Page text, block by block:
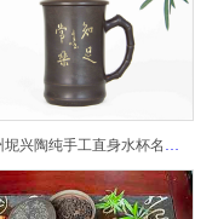
广西钦州坭兴陶纯手工直身水杯名家陶瓷大师紫砂建水紫陶